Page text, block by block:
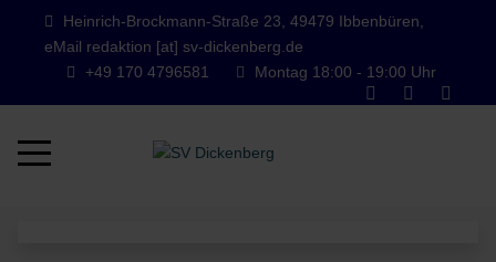
Heinrich-Brockmann-Straße 23, 49479 Ibbenbüren,
eMail redaktion [at] sv-dickenberg.de
+49 170 4796581
Montag 18:00 - 19:00 Uhr
Mobile Menu Toggle